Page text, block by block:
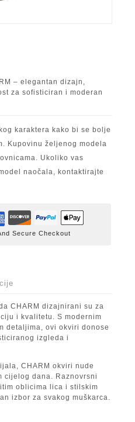
– elegantan dizajn,
za sofisticiran i moderan
karaktera kako bi se bolje
Kupovinu željenog modela
Ukoliko vas
naočala, kontaktirajte
Secure Checkout
CHARM dizajnirani su za
i kvalitetu. S modernim
detaljima, ovi okviri donose
izgleda i
CHARM okviri nude
cijelog dana. Raznovrsni
oblicima lica i stilskim
izbor za svakog muškarca.